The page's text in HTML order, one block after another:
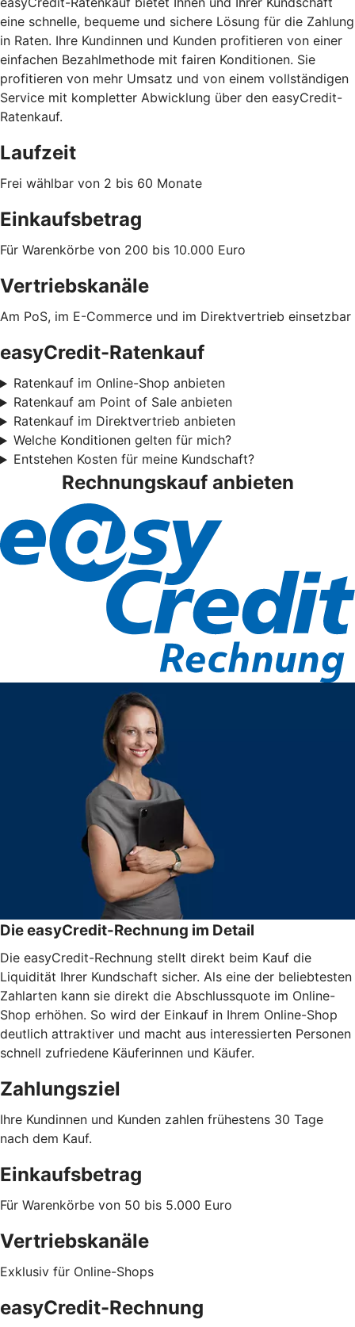
eine schnelle, bequeme und sichere Lösung für die Zahlung
in Raten. Ihre Kundinnen und Kunden profitieren von einer
einfachen Bezahlmethode mit fairen Konditionen. Sie
profitieren von mehr Umsatz und von einem vollständigen
Service mit kompletter Abwicklung über den easyCredit-
Ratenkauf.
Laufzeit
Frei wählbar von 2 bis 60 Monate
Einkaufsbetrag
Für Warenkörbe von 200 bis 10.000 Euro
Vertriebskanäle
Am PoS, im E-Commerce und im Direktvertrieb einsetzbar
easyCredit-Ratenkauf
Ratenkauf im Online-Shop anbieten
Ratenkauf am Point of Sale anbieten
Ratenkauf im Direktvertrieb anbieten
Welche Konditionen gelten für mich?
Entstehen Kosten für meine Kundschaft?
Rechnungskauf anbieten
Die easyCredit-Rechnung im Detail
Die easyCredit-Rechnung stellt direkt beim Kauf die
Liquidität Ihrer Kundschaft sicher. Als eine der beliebtesten
Zahlarten kann sie direkt die Abschlussquote im Online-
Shop erhöhen. So wird der Einkauf in Ihrem Online-Shop
deutlich attraktiver und macht aus interessierten Personen
schnell zufriedene Käuferinnen und Käufer.
Zahlungsziel
Ihre Kundinnen und Kunden zahlen frühestens 30 Tage
nach dem Kauf.
Einkaufsbetrag
Für Warenkörbe von 50 bis 5.000 Euro
Vertriebskanäle
Exklusiv für Online-Shops
easyCredit-Rechnung